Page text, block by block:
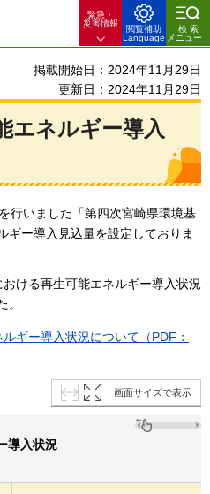
緊急・
災害情報
閲覧補助
Language
検索
メニュー
掲載開始日：2024年11月29日
更新日：2024年11月29日
エネルギー導入
行いました「第四次宮崎県環境基
ギー導入見込量を設定しておりま
ける再生可能エネルギー導入状況
。
ギー導入状況について（PDF：
画面サイズで表示
導入状況